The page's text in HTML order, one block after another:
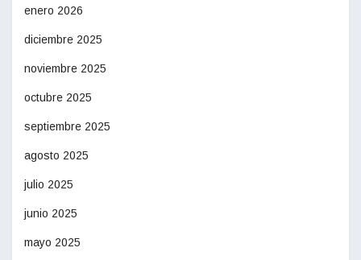
enero 2026
diciembre 2025
noviembre 2025
octubre 2025
septiembre 2025
agosto 2025
julio 2025
junio 2025
mayo 2025